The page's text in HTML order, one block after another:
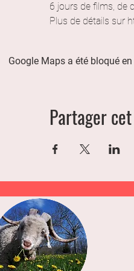
6 jours de films, de
Plus de détails sur
Google Maps a été bloqué
Partager